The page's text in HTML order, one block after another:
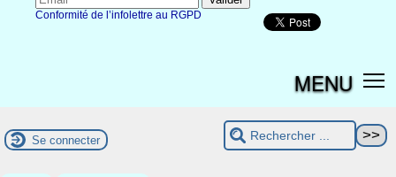
Conformité de l’infolettre au RGPD
MENU
Se connecter